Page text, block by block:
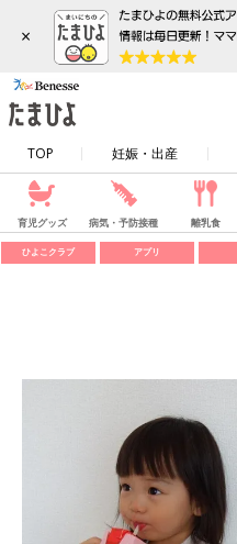
×
TOP 妊娠・出産
育児グッズ 病気・予防接種 離乳食
ひよこクラブ アプリ